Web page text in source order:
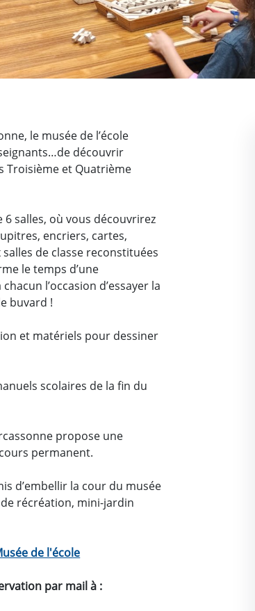
le musée de l’école
découvrir
Troisième et Quatrième
6 salles, où vous découvrirez
encriers, cartes,
de classe reconstituées
le temps d’une
l’occasion d’essayer la
buvard !
et matériels pour dessiner
scolaires de la fin du
propose une
permanent.
d’embellir la cour du musée
récréation, mini-jardin
de l'école
par mail à :